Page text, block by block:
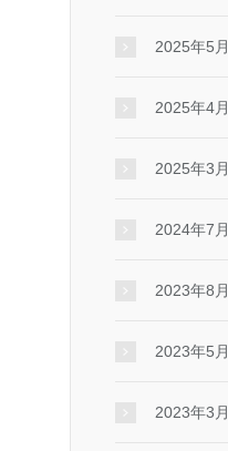
2025年5月
2025年4月
2025年3月
2024年7月
2023年8月
2023年5月
2023年3月